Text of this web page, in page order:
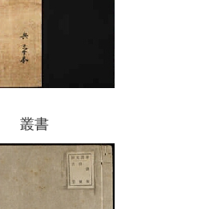
叢書